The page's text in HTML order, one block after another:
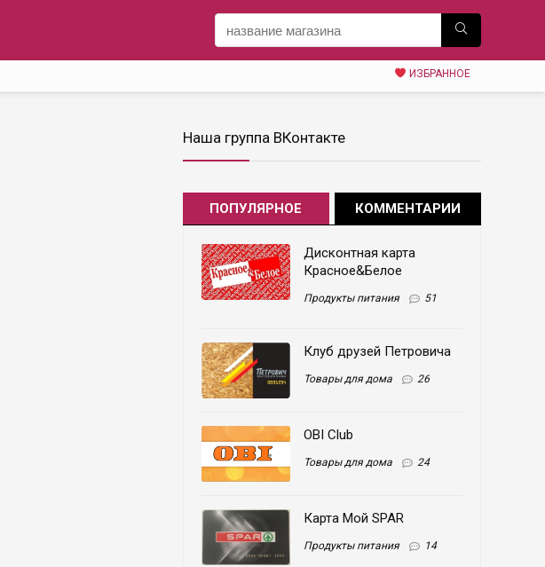
ИЗБРАННОЕ
Наша группа ВКонтакте
ПОПУЛЯРНОЕ КОММЕНТАРИИ
Дисконтная карта
Красное&Белое
Продукты питания 51
Клуб друзей Петровича
Товары для дома 26
OBI Club
Товары для дома 24
Карта Мой SPAR
Продукты питания 14